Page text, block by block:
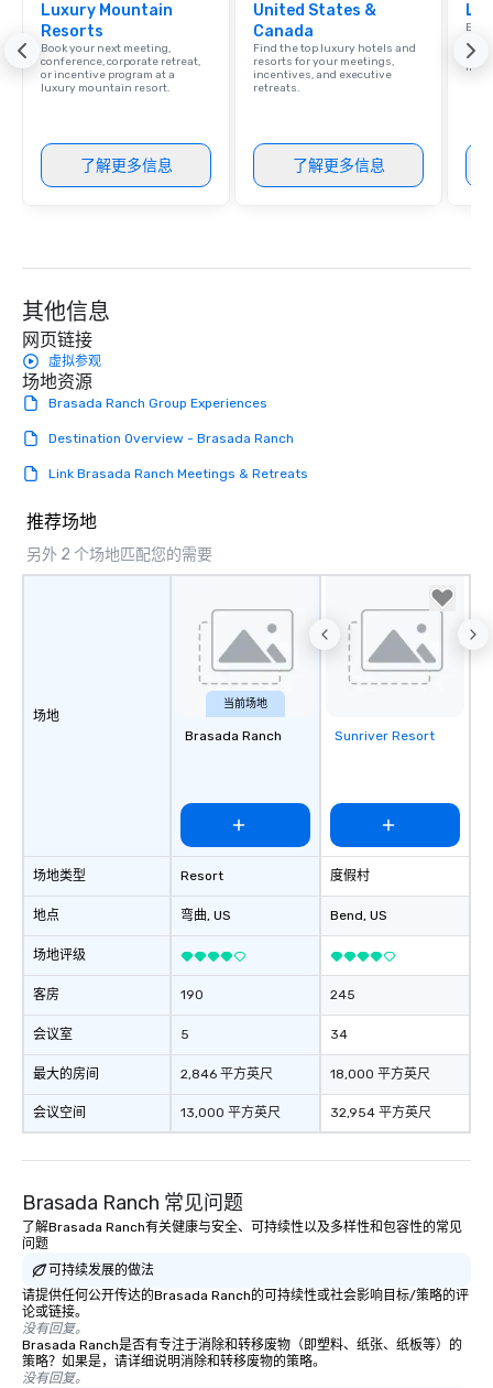
Luxury Mountain
Resorts
Book your next meeting,
conference, corporate retreat,
or incentive program at a
luxury mountain resort.
了解更多信息
United States &
Canada
Find the top luxury hotels and
resorts for your meetings,
incentives, and executive
retreats.
了解更多信息
其他信息
网页链接
虚拟参观
场地资源
Brasada Ranch Group Experiences
Destination Overview - Brasada Ranch
Link Brasada Ranch Meetings & Retreats
推荐场地
另外 2 个场地匹配您的需要
场地
场地类型
地点
场地评级
客房
会议室
最大的房间
会议空间
当前场地
Brasada Ranch
Resort
弯曲, US
190
5
2,846 平方英尺
13,000 平方英尺
Removed from
Sunriver Resort
度假村
Bend, US
245
34
18,000 平方英尺
32,954 平方英尺
Brasada Ranch 常见问题
了解Brasada Ranch有关健康与安全、可持续性以及多样性和包容性的常见
问题
可持续发展的做法
请提供任何公开传达的Brasada Ranch的可持续性或社会影响目标/策略的评
论或链接。
没有回复。
Brasada Ranch是否有专注于消除和转移废物（即塑料、纸张、纸板等）的
策略？如果是，请详细说明消除和转移废物的策略。
没有回复。